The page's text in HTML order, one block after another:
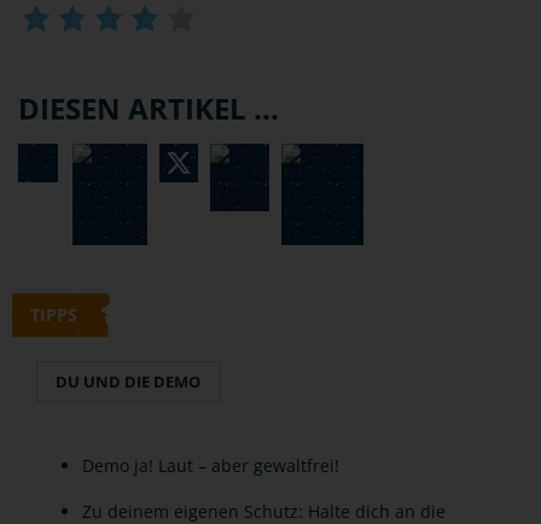
DIESEN ARTIKEL ...
TIPPS
DU UND DIE DEMO
Demo ja! Laut – aber gewaltfrei!
Zu deinem eigenen Schutz: Halte dich an die